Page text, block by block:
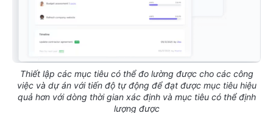
Thiết lập các mục tiêu có thể đo lường được cho các công
việc và dự án với tiến độ tự động để đạt được mục tiêu hiệu
quả hơn với dòng thời gian xác định và mục tiêu có thể định
lượng được